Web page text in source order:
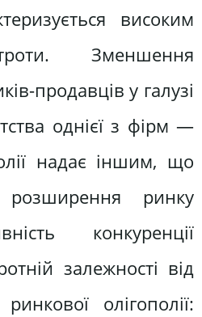
високим
Зменшення
продавців у галузі
однієї з фірм —
надає іншим, що
ринку
конкуренції
залежності від
олігополії: